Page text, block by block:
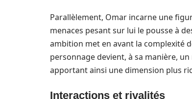
Parallèlement, Omar incarne une
menaces pesant sur lui le pousse à
ambition met en avant la complexité
personnage devient, à sa manière,
apportant ainsi une dimension plus
Interactions et rivalités